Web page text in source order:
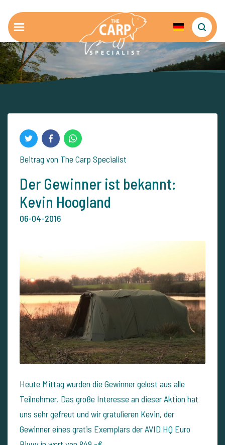
Beitrag von The Carp Specialist
Der Gewinner ist bekannt:
Kevin Hoogland
06-04-2016
Heute Mittag wurden die Gewinner gelost aus alle
Teilnehmer. Das große Interesse an dieser Aktion hat
uns sehr gefreut und wir gratulieren Kevin, der
Gewinner eines gratis Exemplars der AVID HQ Euro